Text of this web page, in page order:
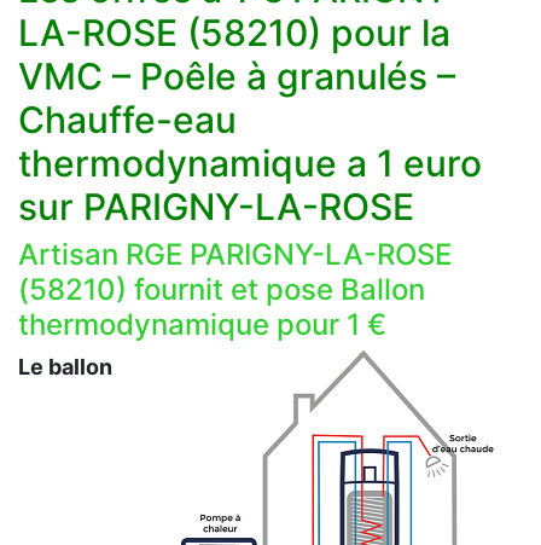
LA-ROSE (58210) pour la
VMC – Poêle à granulés –
Chauffe-eau
thermodynamique a 1 euro
sur PARIGNY-LA-ROSE
Artisan RGE PARIGNY-LA-ROSE
(58210) fournit et pose Ballon
thermodynamique pour 1 €
Le ballon